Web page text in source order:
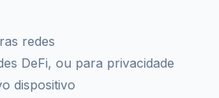
redes
DeFi, ou para privacidade
dispositivo